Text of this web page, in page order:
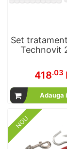
Set
Technovit
418.03
Adauga
NOU